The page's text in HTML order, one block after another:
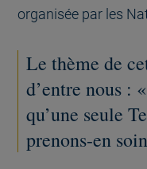
organisée par les
Le thème de
d’entre nous :
qu’une seule
prenons-en